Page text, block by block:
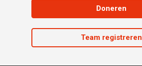
Doneren
Team registreren